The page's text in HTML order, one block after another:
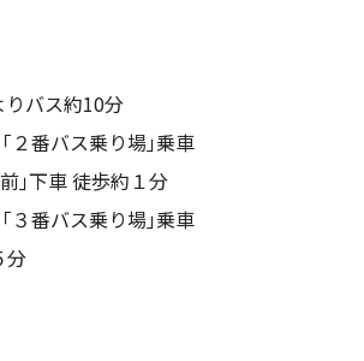
バス約10分
番バス乗り場｣乗車
｣下車 徒歩約１分
番バス乗り場｣乗車
分